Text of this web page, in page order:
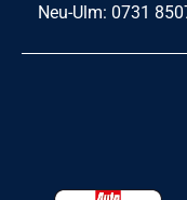
Neu-Ulm: 0731